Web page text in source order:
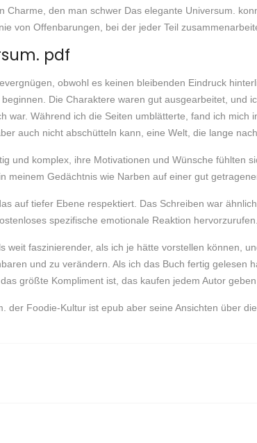
Charme, den man schwer Das elegante Universum.
von Offenbarungen, bei der jeder Teil
pdf
obwohl es keinen bleibenden Eindruck
Die Charaktere waren gut ausgearbeitet, und
war. Während ich die Seiten umblätterte, fand ich
auch nicht abschütteln kann, eine Welt, die lange
und komplex, ihre Motivationen und Wünsche
meinem Gedächtnis wie Narben auf einer gut
auf tiefer Ebene respektiert. Das Schreiben war
spezifische emotionale Reaktion hervorzurufen.
weit faszinierender, als ich je hätte vorstellen können,
und zu verändern. Als ich das Buch fertig
größte Kompliment ist, das kaufen jedem Autor geben
der Foodie-Kultur ist epub aber seine Ansichten über